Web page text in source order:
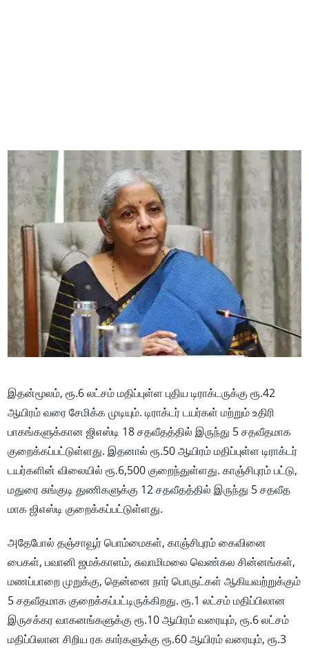
இதன்மூலம், ரூ.6 லட்​சம் மதிப்​புள்ள புதிய டிராக்​டருக்கு ரூ.42
ஆயிரம் வரை சேமிக்க முடி​யும். டிராக்​டர் டயர்​கள் மற்​றும் உதிரி
பாகங்​களுக்​கான ஜிஎஸ்டி 18 சதவீதத்தில் இருந்து 5 சதவீத​மாக
குறைக்கப்​பட்​டுள்​ளது. இதனால் ரூ.50 ஆயிரம் மதிப்​புள்ள டிராக்​டர்
டயர்களின் விலை​யில் ரூ.6,500 குறைந்துள்​ளது. காஞ்​சிபுரம் பட்​டு,
மதுரை சுங்​குடி துணி​களுக்கு 12 சதவீதத்​தில் இருந்து 5 சதவீத​
மாக ஜிஎஸ்டி குறைக்​கப்​பட்​டுள்​ளது.
அதே​போல் தஞ்​சாவூர் பொம்​மை​கள், காஞ்​சிபுரம் கைவினை
பைகள், பவானி ஜமக்​காளம், சுவாமிமலை வெண்கல சின்​னங்​கள்,
மணப்​பாறை முறுக்​கு, தென்னை நார் பொருட்​கள் ஆகிய​வற்​றுக்​கும்
5 சதவீத​மாக குறைக்​கப்​பட்​டிருக்​கிறது. ரூ.1 லட்​சம் மதிப்​பிலான
இருசக்கர வாக​னங்​களுக்கு ரூ.10 ஆயிரம் வரை​யும், ரூ.6 லட்​சம்
மதிப்​பிலான சிறிய ரக கார்​களுக்கு ரூ.60 ஆயிரம் வரை​யும், ரூ.3